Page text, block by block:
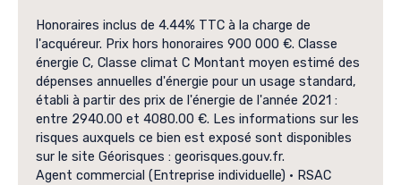
Honoraires inclus de 4.44% TTC à la charge de
l'acquéreur. Prix hors honoraires 900 000 €. Classe
énergie C, Classe climat C Montant moyen estimé des
dépenses annuelles d'énergie pour un usage standard,
établi à partir des prix de l'énergie de l'année 2021 :
entre 2940.00 et 4080.00 €. Les informations sur les
risques auxquels ce bien est exposé sont disponibles
sur le site Géorisques : georisques.gouv.fr.
Agent commercial (Entreprise individuelle) • RSAC